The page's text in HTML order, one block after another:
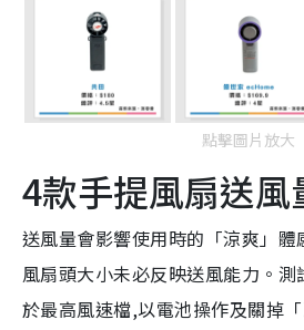
點擊圖片放大
4款手提風扇送風
送風量會影響使用時的「涼爽」體
風扇頭大小未必反映送風能力。
於最高風速檔,以電池操作及關掉